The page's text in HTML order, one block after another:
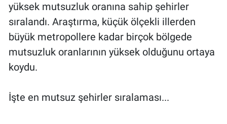
yüksek mutsuzluk oranına sahip şehirler
sıralandı. Araştırma, küçük ölçekli illerden
büyük metropollere kadar birçok bölgede
mutsuzluk oranlarının yüksek olduğunu ortaya
koydu.
İşte en mutsuz şehirler sıralaması...
Kültür Sanat
Ne demişti
Nedir